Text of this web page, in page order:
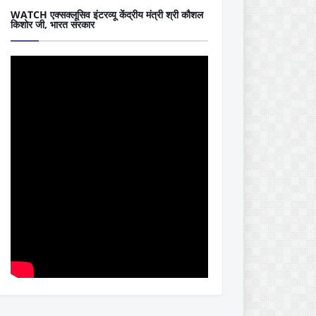
WATCH एक्सक्लूसिव इंटरव्यू केंद्रीय मंत्री श्री कौशल
किशोर जी, भारत सरकार